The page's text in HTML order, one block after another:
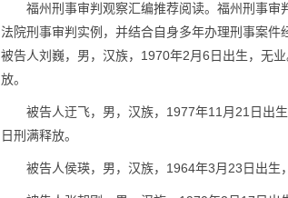
福州刑事审判观察汇编推荐阅读。福州刑事
法院刑事审判实例，并结合自身多年办理刑事案件
被告人刘巍，男，汉族，1970年2月6日出生，无
放。
被告人迂飞，男，汉族，1977年11月21日出
日刑满释放。
被告人侯瑛，男，汉族，1964年3月23日出生